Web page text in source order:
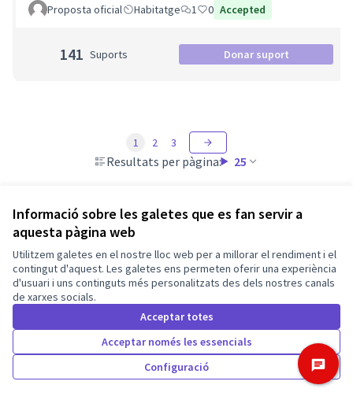
Informació sobre les galetes que es fan servir a
aquesta pàgina web
Utilitzem galetes en el nostre lloc web per a millorar el rendiment i el
contingut d'aquest. Les galetes ens permeten oferir una experiència
d'usuari i uns continguts més personalitzats des dels nostres canals
de xarxes socials.
Acceptar totes
Acceptar només les essencials
Configuració
Proposta oficial Habitatge 1 0 Accepted
141 Suports Donar suport
Resultats per pàgina: 25
1 2 3
Termes i condicions d'ús
Configuració de les galetes
Barcelona En Comú a X
(Enllaç extern)
Barcelona En Comú a Facebook
(Enllaç extern)
Barcelona En Comú a Instagram
(Enllaç extern)
Barcelona En Comú a YouTube
(Enllaç extern)
Català
Triar la llenguaElegir el idioma
Made with ❤️ Web creada amb programari lliure.
Amb
(Enllaç